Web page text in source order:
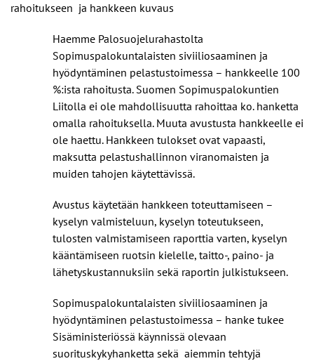
rahoitukseen ja hankkeen kuvaus
Haemme Palosuojelurahastolta
Sopimuspalokuntalaisten siviiliosaaminen ja
hyödyntäminen pelastustoimessa – hankkeelle 100
%:ista rahoitusta. Suomen Sopimuspalokuntien
Liitolla ei ole mahdollisuutta rahoittaa ko. hanketta
omalla rahoituksella. Muuta avustusta hankkeelle ei
ole haettu. Hankkeen tulokset ovat vapaasti,
maksutta pelastushallinnon viranomaisten ja
muiden tahojen käytettävissä.
Avustus käytetään hankkeen toteuttamiseen –
kyselyn valmisteluun, kyselyn toteutukseen,
tulosten valmistamiseen raporttia varten, kyselyn
kääntämiseen ruotsin kielelle, taitto-, paino- ja
lähetyskustannuksiin sekä raportin julkistukseen.
Sopimuspalokuntalaisten siviiliosaaminen ja
hyödyntäminen pelastustoimessa – hanke tukee
Sisäministeriössä käynnissä olevaan
suorituskykyhanketta sekä aiemmin tehtyjä